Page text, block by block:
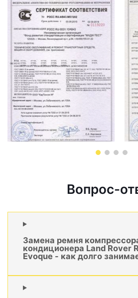
Вопрос-
Замена ремня
кондиционера Land Rover
Evoque - как долго